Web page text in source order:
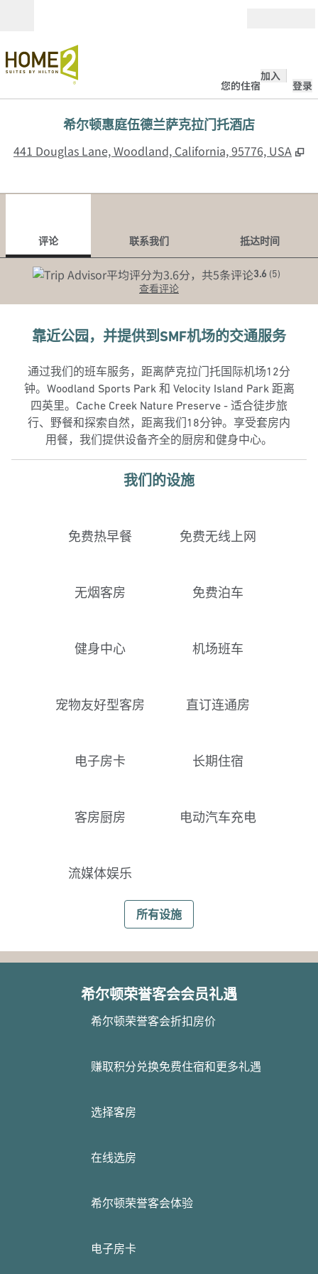
您的住宿
加入
登录
希尔顿惠庭伍德兰萨克拉门托酒店
441 Douglas Lane, Woodland, California, 95776, USA ,
评论 联系我们
抵达时间
3.6 (5)
查看评论
靠近公园，并提供到SMF机场的交通服务
通过我们的班车服务，距离萨克拉门托国际机场12分
钟。Woodland Sports Park 和 Velocity Island Park 距离
四英里。Cache Creek Nature Preserve - 适合徒步旅
行、野餐和探索自然，距离我们18分钟。享受套房内
用餐，我们提供设备齐全的厨房和健身中心。
我们的设施
免费热早餐 免费无线上网
无烟客房 免费泊车
健身中心 机场班车
宠物友好型客房 直订连通房
电子房卡 长期住宿
客房厨房 电动汽车充电
流媒体娱乐
所有设施
希尔顿荣誉客会会员礼遇
希尔顿荣誉客会折扣房价
赚取积分兑换免费住宿和更多礼遇
选择客房
在线选房
希尔顿荣誉客会体验
电子房卡